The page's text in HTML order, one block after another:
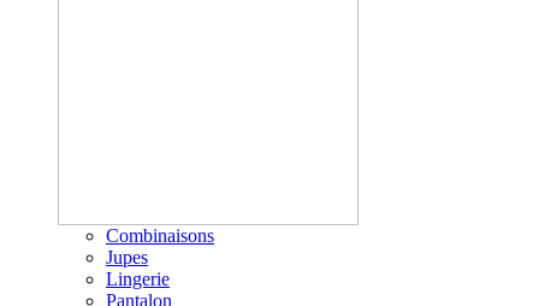
Combinaisons
Jupes
Lingerie
Pantalon